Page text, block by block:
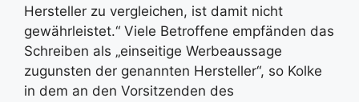
Hersteller zu vergleichen, ist damit nicht
gewährleistet.“ Viele Betroffene empfänden das
Schreiben als „einseitige Werbeaussage
zugunsten der genannten Hersteller“, so Kolke
in dem an den Vorsitzenden des